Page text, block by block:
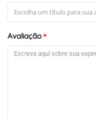
Avaliação*